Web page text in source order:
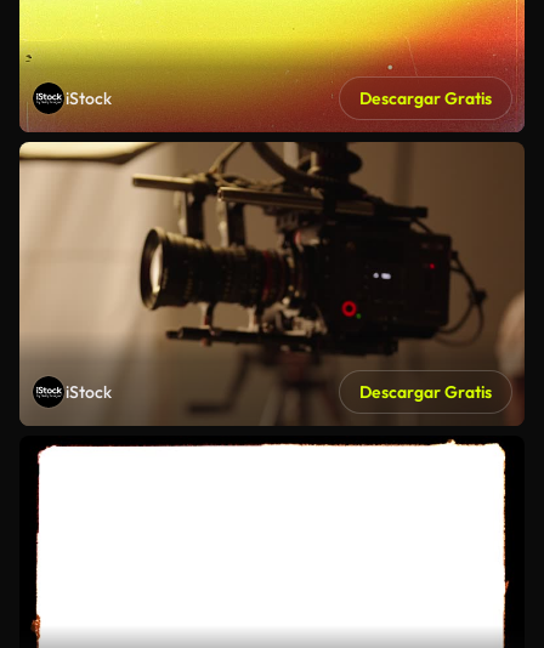
iStock Descargar Gratis
iStock Descargar Gratis